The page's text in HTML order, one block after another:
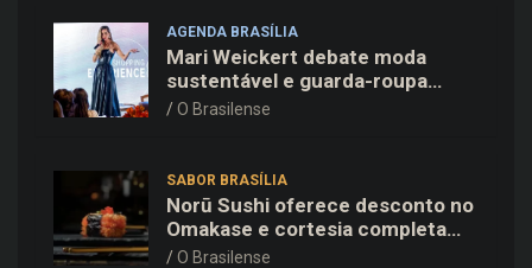
AGENDA BRASÍLIA
Mari Weickert debate moda
sustentável e guarda-roupa
inteligente no ParkShopping
O Brasilense
SABOR BRASÍLIA
Norū Sushi oferece desconto no
Omakase e cortesia completa
para os pais neste domingo
O Brasilense